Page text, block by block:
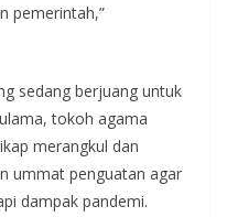
pemerintah,”
sedang berjuang untuk
tokoh agama
merangkul dan
ummat penguatan agar
dampak pandemi.